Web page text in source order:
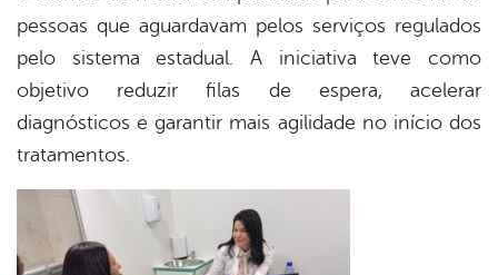
pessoas que aguardavam pelos serviços regulados
pelo sistema estadual. A iniciativa teve como
objetivo reduzir filas de espera, acelerar
diagnósticos e garantir mais agilidade no início dos
tratamentos.